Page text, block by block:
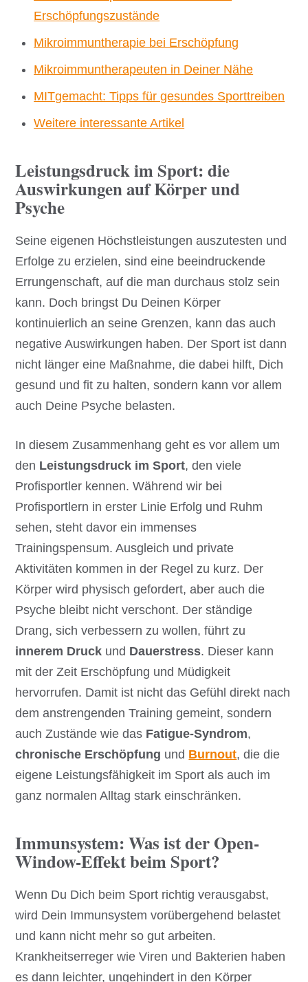
Erschöpfungszustände
Mikroimmuntherapie bei Erschöpfung
Mikroimmuntherapeuten in Deiner Nähe
MITgemacht: Tipps für gesundes Sporttreiben
Weitere interessante Artikel
Leistungsdruck im Sport: die
Auswirkungen auf Körper und
Psyche
Seine eigenen Höchstleistungen auszutesten und
Erfolge zu erzielen, sind eine beeindruckende
Errungenschaft, auf die man durchaus stolz sein
kann. Doch bringst Du Deinen Körper
kontinuierlich an seine Grenzen, kann das auch
negative Auswirkungen haben. Der Sport ist dann
nicht länger eine Maßnahme, die dabei hilft, Dich
gesund und fit zu halten, sondern kann vor allem
auch Deine Psyche belasten.
In diesem Zusammenhang geht es vor allem um
den Leistungsdruck im Sport, den viele
Profisportler kennen. Während wir bei
Profisportlern in erster Linie Erfolg und Ruhm
sehen, steht davor ein immenses
Trainingspensum. Ausgleich und private
Aktivitäten kommen in der Regel zu kurz. Der
Körper wird physisch gefordert, aber auch die
Psyche bleibt nicht verschont. Der ständige
Drang, sich verbessern zu wollen, führt zu
innerem Druck und Dauerstress. Dieser kann
mit der Zeit Erschöpfung und Müdigkeit
hervorrufen. Damit ist nicht das Gefühl direkt nach
dem anstrengenden Training gemeint, sondern
auch Zustände wie das Fatigue-Syndrom,
chronische Erschöpfung und Burnout, die die
eigene Leistungsfähigkeit im Sport als auch im
ganz normalen Alltag stark einschränken.
Immunsystem: Was ist der Open-
Window-Effekt beim Sport?
Wenn Du Dich beim Sport richtig verausgabst,
wird Dein Immunsystem vorübergehend belastet
und kann nicht mehr so gut arbeiten.
Krankheitserreger wie Viren und Bakterien haben
es dann leichter, ungehindert in den Körper